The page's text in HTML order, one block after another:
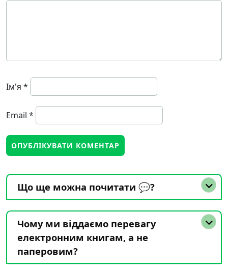
Ім'я *
Email *
Що ще можна почитати 💬?
Чому ми віддаємо перевагу
електронним книгам, а не
паперовим?